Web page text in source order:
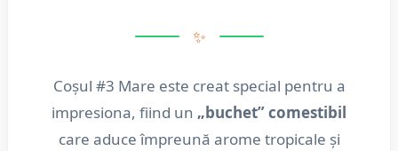
✨
Coșul #3 Mare este creat special pentru a
impresiona, fiind un „buchet” comestibil
care aduce împreună arome tropicale și